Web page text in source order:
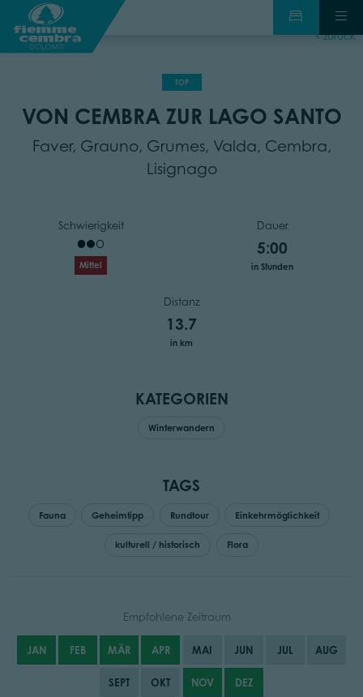
zurück
TOP
VON CEMBRA ZUR LAGO SANTO
Faver, Grauno, Grumes, Valda, Cembra,
Lisignago
Schwierigkeit
Mittel
Dauer
5:00
in Stunden
Distanz
13.7
in km
KATEGORIEN
Winterwandern
TAGS
Fauna Geheimtipp Rundtour Einkehrmöglichkeit
kulturell / historisch Flora
Empfohlene Zeitraum
JAN FEB MÄR APR MAI JUN JUL AUG
SEPT OKT NOV DEZ